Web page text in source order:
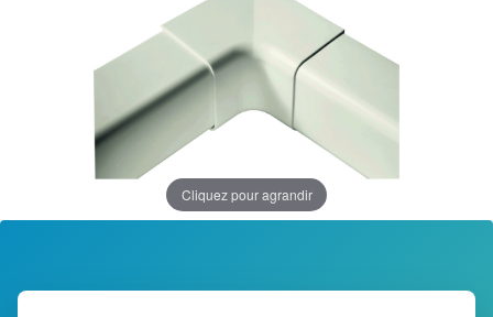
Cliquez pour agrandir